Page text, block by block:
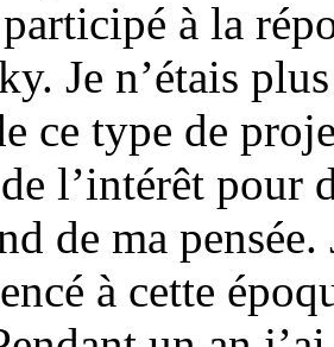
à la
Je n’étais
ce type de
l’intérêt pour
de ma
à cette